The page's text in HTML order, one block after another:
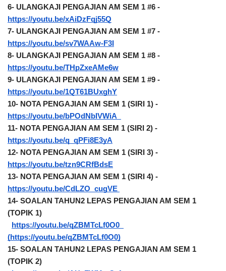
https://youtu.be/xAiDzFqj55Q
https://youtu.be/sv7WAAw-F3I
https://youtu.be/THpZxeAMe6w
https://youtu.be/1QT61BUxghY
https://youtu.be/bPOdNbIVWiA
https://youtu.be/q_qPFi8E3yA
https://youtu.be/tzn9CRfBdsE
https://youtu.be/CdLZO_cugVE
14- SOALAN TAHUN2 LEPAS PENGAJIAN AM SEM 1
(TOPIK 1)
https://youtu.be/qZBMTcLf0O0
(https://youtu.be/qZBMTcLf0O0)
15- SOALAN TAHUN2 LEPAS PENGAJIAN AM SEM 1
(TOPIK 2)